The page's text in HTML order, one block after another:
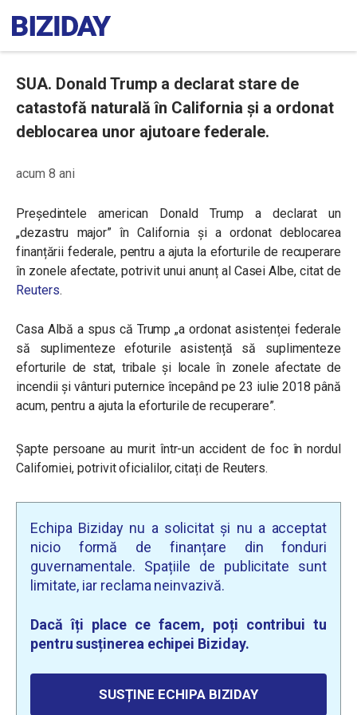
SUA. Donald Trump a declarat stare de
catastofă naturală în California și a ordonat
deblocarea unor ajutoare federale.
acum 8 ani
Președintele american Donald Trump a declarat un
„dezastru major” în California și a ordonat deblocarea
finanțării federale, pentru a ajuta la eforturile de recuperare
în zonele afectate, potrivit unui anunț al Casei Albe, citat de
Reuters.
Casa Albă a spus că Trump „a ordonat asistenței federale
să suplimenteze efoturile asistență să suplimenteze
eforturile de stat, tribale și locale în zonele afectate de
incendii și vânturi puternice începând pe 23 iulie 2018 până
acum, pentru a ajuta la eforturile de recuperare”.
Șapte persoane au murit într-un accident de foc în nordul
Californiei, potrivit oficialilor, citați de Reuters.
Echipa Biziday nu a solicitat și nu a acceptat
nicio formă de finanțare din fonduri
guvernamentale. Spațiile de publicitate sunt
limitate, iar reclama neinvazivă.
Dacă îți place ce facem, poți contribui tu
pentru susținerea echipei Biziday.
SUSȚINE ECHIPA BIZIDAY